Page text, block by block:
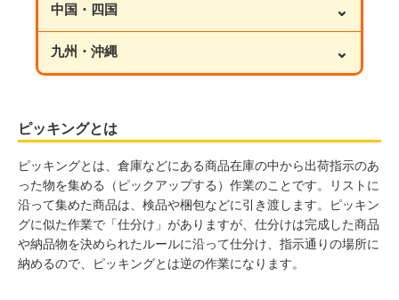
中国・四国 ⌄
九州・沖縄 ⌄
ピッキングとは
ピッキングとは、倉庫などにある商品在庫の中から出荷指示のあ
った物を集める（ピックアップする）作業のことです。リストに
沿って集めた商品は、検品や梱包などに引き渡します。ピッキン
グに似た作業で「仕分け」がありますが、仕分けは完成した商品
や納品物を決められたルールに沿って仕分け、指示通りの場所に
納めるので、ピッキングとは逆の作業になります。